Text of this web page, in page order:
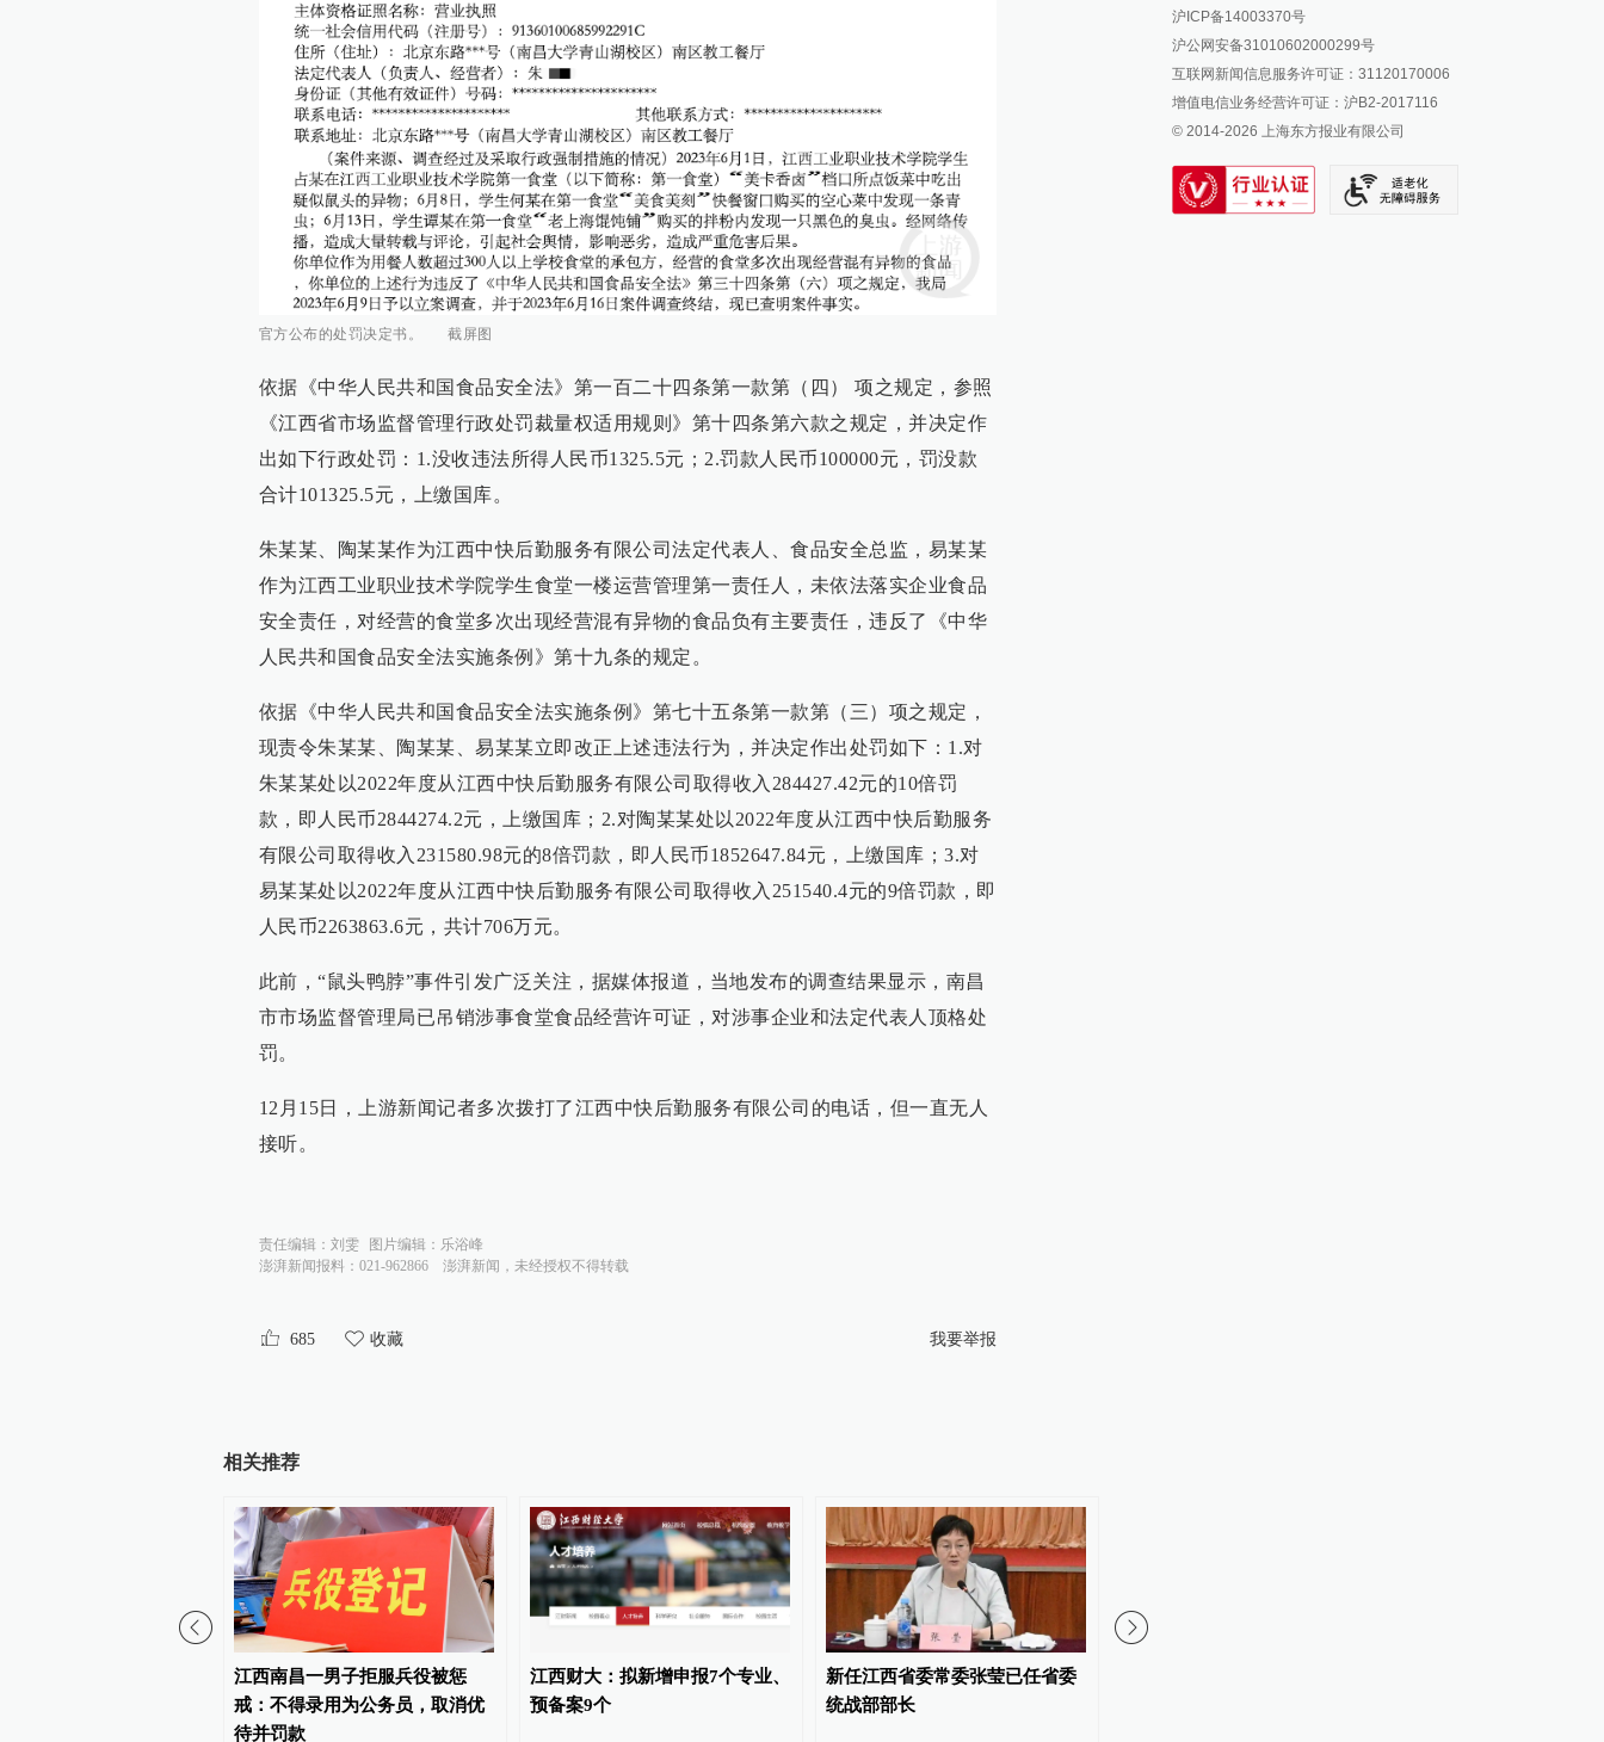
官方公布的处罚决定书。 截屏图
依据《中华人民共和国食品安全法》第一百二十四条第一款第（四） 项之规定，参照
《江西省市场监督管理行政处罚裁量权适用规则》第十四条第六款之规定，并决定作
出如下行政处罚：1.没收违法所得人民币1325.5元；2.罚款人民币100000元，罚没款
合计101325.5元，上缴国库。
朱某某、陶某某作为江西中快后勤服务有限公司法定代表人、食品安全总监，易某某
作为江西工业职业技术学院学生食堂一楼运营管理第一责任人，未依法落实企业食品
安全责任，对经营的食堂多次出现经营混有异物的食品负有主要责任，违反了《中华
人民共和国食品安全法实施条例》第十九条的规定。
依据《中华人民共和国食品安全法实施条例》第七十五条第一款第（三）项之规定，
现责令朱某某、陶某某、易某某立即改正上述违法行为，并决定作出处罚如下：1.对
朱某某处以2022年度从江西中快后勤服务有限公司取得收入284427.42元的10倍罚
款，即人民币2844274.2元，上缴国库；2.对陶某某处以2022年度从江西中快后勤服务
有限公司取得收入231580.98元的8倍罚款，即人民币1852647.84元，上缴国库；3.对
易某某处以2022年度从江西中快后勤服务有限公司取得收入251540.4元的9倍罚款，即
人民币2263863.6元，共计706万元。
此前，“鼠头鸭脖”事件引发广泛关注，据媒体报道，当地发布的调查结果显示，南昌
市市场监督管理局已吊销涉事食堂食品经营许可证，对涉事企业和法定代表人顶格处
罚。
12月15日，上游新闻记者多次拨打了江西中快后勤服务有限公司的电话，但一直无人
接听。
责任编辑： 刘雯 图片编辑： 乐浴峰
澎湃新闻报料：021-962866
澎湃新闻，未经授权不得转载
685 收藏 我要举报
相关推荐
江西南昌一男子拒服兵役被惩
戒：不得录用为公务员，取消优
待并罚款
江西财大：拟新增申报7个专业、
预备案9个
新任江西省委常委张莹已任省委
统战部部长
澎湃新闻公众号
澎湃新闻抖音号
派生万物开放平台
IP SHANGHAI
SIXTH TONE
报料邮箱: news@thepaper.cn
沪ICP备14003370号
沪公网安备31010602000299号
互联网新闻信息服务许可证：31120170006
增值电信业务经营许可证：沪B2-2017116
© 2014-2026 上海东方报业有限公司